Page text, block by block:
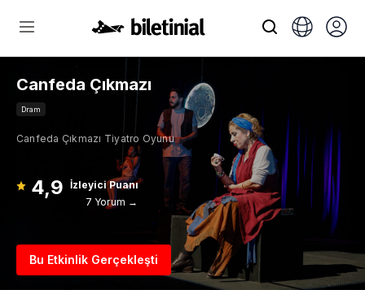
Canfeda Çıkmazı
Dram
Canfeda Çıkmazı Tiyatro Oyunu
4,9 İzleyici Puanı
7 Yorum →
Bu Etkinlik Gerçekleşti